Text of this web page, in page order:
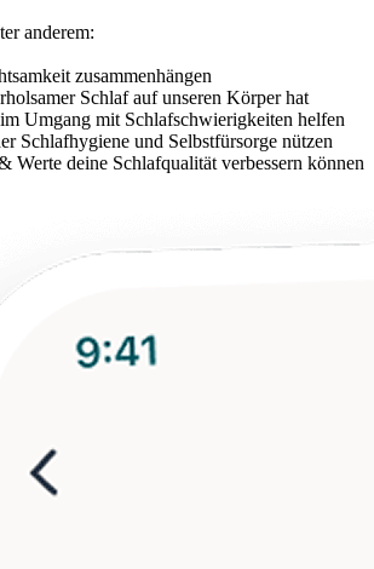
anderem:
zusammenhängen
Schlaf auf unseren Körper hat
Umgang mit Schlafschwierigkeiten helfen
Schlafhygiene und Selbstfürsorge nützen
Werte deine Schlafqualität verbessern können